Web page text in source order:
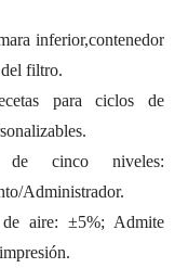
inferior,contenedor
del filtro.
para ciclos de
de cinco niveles:
Administrador.
aire: ±5%; Admite